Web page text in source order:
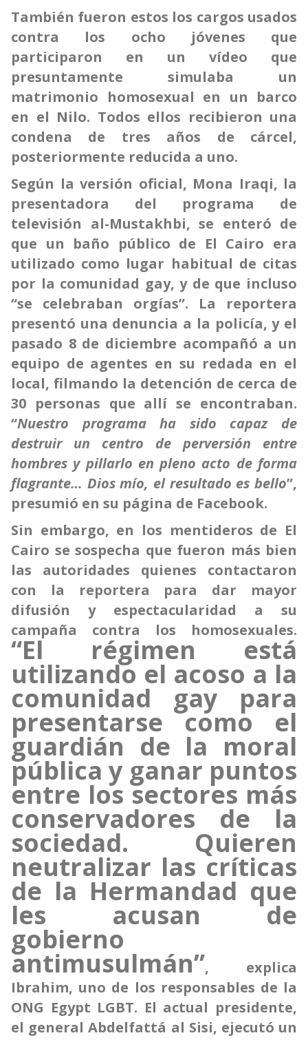
También fueron estos los cargos usados
contra los ocho jóvenes que
participaron en un vídeo que
presuntamente simulaba un
matrimonio homosexual en un barco
en el Nilo. Todos ellos recibieron una
condena de tres años de cárcel,
posteriormente reducida a uno.
Según la versión oficial, Mona Iraqi, la
presentadora del programa de
televisión al-Mustakhbi, se enteró de
que un baño público de El Cairo era
utilizado como lugar habitual de citas
por la comunidad gay, y de que incluso
“se celebraban orgías”. La reportera
presentó una denuncia a la policía, y el
pasado 8 de diciembre acompañó a un
equipo de agentes en su redada en el
local, filmando la detención de cerca de
30 personas que allí se encontraban.
“Nuestro programa ha sido capaz de
destruir un centro de perversión entre
hombres y pillarlo en pleno acto de forma
flagrante… Dios mío, el resultado es bello”,
presumió en su página de Facebook.
Sin embargo, en los mentideros de El
Cairo se sospecha que fueron más bien
las autoridades quienes contactaron
con la reportera para dar mayor
difusión y espectacularidad a su
campaña contra los homosexuales.
“El régimen está
utilizando el acoso a la
comunidad gay para
presentarse como el
guardián de la moral
pública y ganar puntos
entre los sectores más
conservadores de la
sociedad. Quieren
neutralizar las críticas
de la Hermandad que
les acusan de
gobierno
antimusulmán”, explica
Ibrahim, uno de los responsables de la
ONG Egypt LGBT. El actual presidente,
el general Abdelfattá al Sisi, ejecutó un